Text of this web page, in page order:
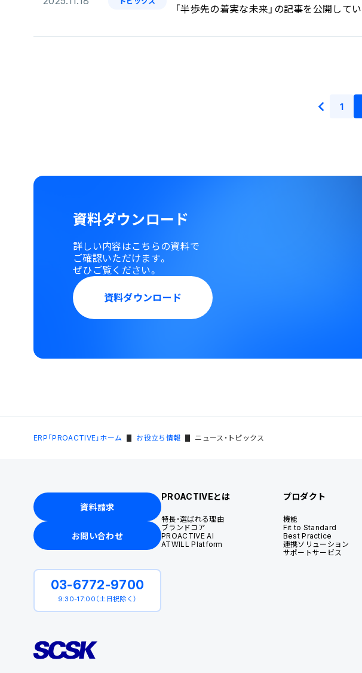
「半歩先の着実な未来」の記事を公開してい
1
資料ダウンロード
詳しい内容はこちらの資料で
ご確認いただけます。
ぜひご覧ください。
資料ダウンロード
ERP「PROACTIVE」ホーム お役立ち情報 ニュース・トピックス
資料請求
お問い合わせ
03-6772-9700
9:30-17:00（土日祝除く）
PROACTIVEとは
特長・選ばれる理由
ブランドコア
PROACTIVE AI
ATWILL Platform
プロダクト
機能
Fit to Standard
Best Practice
連携ソリューション
サポートサービス